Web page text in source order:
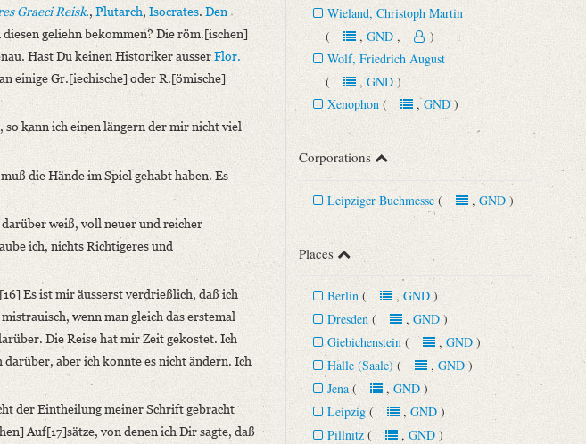
GraeciReisk., Plutarch, Isocrates. Den
geliehn bekommen? Die röm.[ischen]
Hast Du keinen Historiker ausserFlor.
einige Gr.[iechische] oder R.[ömische]
kann ich einen längern der mir nicht viel
die Hände im Spiel gehabt haben. Es
darüber weiß, voll neuer und reicher
ich, nichts Richtigeres und
Es ist mir äusserst verdrießlich, daß ich
wenn man gleich das erstemal
Die Reise hat mir Zeit gekostet. Ich
aber ich konnte es nicht ändern. Ich
der Eintheilung meiner Schrift gebracht
Auf[17]sätze, von denen ich Dir sagte, daß
Wieland, Christoph Martin
(, GND, )
Wolf, Friedrich August
(, GND)
Xenophon (,GND)
Corporations
Leipziger Buchmesse (, GND)
Places
Berlin (, GND)
Dresden (, GND)
Giebichenstein (, GND)
Halle (Saale) (, GND)
Jena (, GND)
Leipzig (, GND)
Pillnitz (, GND)